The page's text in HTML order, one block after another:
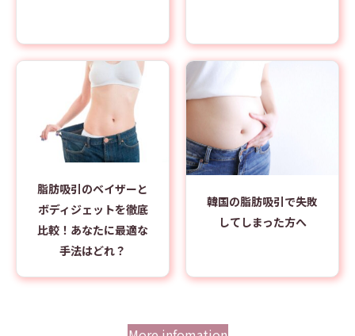
脂肪吸引のベイザーと
ボディジェットを徹底
比較！あなたに最適な
手法はどれ？
韓国の脂肪吸引で失敗
してしまった方へ